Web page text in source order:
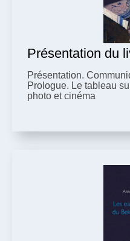
Présentation du
Présentation.
Prologue. Le tableau
photo et cinéma